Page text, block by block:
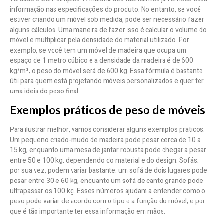
informação nas especificações do produto. No entanto, se você
estiver criando um móvel sob medida, pode ser necessário fazer
alguns cálculos. Uma maneira de fazer isso é calcular o volume do
móvel e multiplicar pela densidade do material utilizado. Por
exemplo, se você tem um móvel de madeira que ocupa um
espaço de 1 metro cúbico e a densidade da madeira é de 600
kg/m³, o peso do móvel será de 600 kg. Essa fórmula é bastante
útil para quem está projetando móveis personalizados e quer ter
uma ideia do peso final.
Exemplos práticos de peso de móveis
Para ilustrar melhor, vamos considerar alguns exemplos práticos.
Um pequeno criado-mudo de madeira pode pesar cerca de 10 a
15 kg, enquanto uma mesa de jantar robusta pode chegar a pesar
entre 50 e 100 kg, dependendo do material e do design. Sofás,
por sua vez, podem variar bastante: um sofá de dois lugares pode
pesar entre 30 e 60 kg, enquanto um sofá de canto grande pode
ultrapassar os 100 kg. Esses números ajudam a entender como o
peso pode variar de acordo com o tipo e a função do móvel, e por
que é tão importante ter essa informação em mãos.